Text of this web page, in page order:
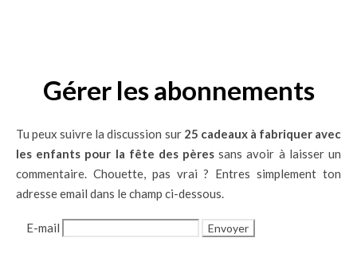
Gérer les abonnements
Tu peux suivre la discussion sur 25 cadeaux à fabriquer avec
les enfants pour la fête des pères sans avoir à laisser un
commentaire. Chouette, pas vrai ? Entres simplement ton
adresse email dans le champ ci-dessous.
E-mail